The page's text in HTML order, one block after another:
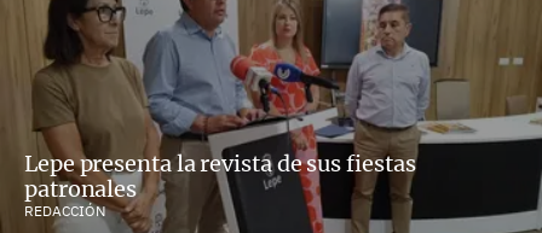
Lepe presenta la revista de sus fiestas
patronales
REDACCIÓN